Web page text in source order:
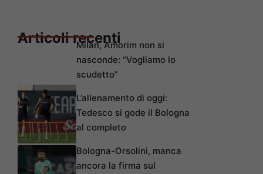
Articoli recentiMilan, Amorim non si
nasconde: “Vogliamo lo
scudetto”
L’allenamento di oggi:
Tedesco si gode il Bologna
al completo
Bologna-Orsolini, manca
ancora la firma sul